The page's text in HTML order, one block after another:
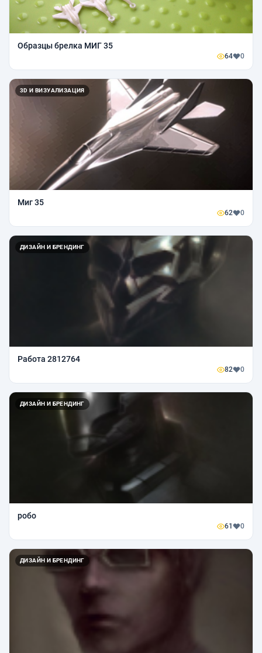
Образцы брелка МИГ 35
64 0
3D И ВИЗУАЛИЗАЦИЯ
Миг 35
62 0
ДИЗАЙН И БРЕНДИНГ
Работа 2812764
82 0
ДИЗАЙН И БРЕНДИНГ
робо
61 0
ДИЗАЙН И БРЕНДИНГ